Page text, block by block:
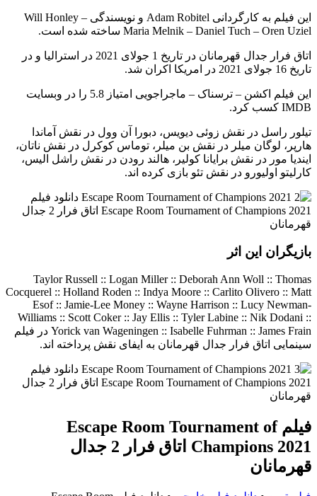
این فیلم به کارگردانی Adam Robitel و نویسندگی Will Honley –
Maria Melnik – Daniel Tuch – Oren Uziel ساخته شده است.
اتاق فرار جدال قهرمانان در تاریخ 1 جولای 2021 در استرالیا و در
تاریخ 16 جولای 2021 در امریکا اکران شد.
این فیلم اکشن – ترسناک – ماجراجویی امتیاز 5.8 را در وبسایت
IMDB کسب کرد.
تیلور راسل در نقش زوئی دیویس، دبورا آن وول در نقش آماندا
هارپر، لوگان میلر در نقش بن میلر، توماس کوکرل در نقش ناتان،
ایندیا مور در نقش برایانا کولیر، هالند رودن در نقش راشل الیس،
کارلیتو اولیورو در نقش تئو بازی کرده اند.
بازیگران این اثر
Taylor Russell :: Logan Miller :: Deborah Ann Woll :: Thomas
Cocquerel :: Holland Roden :: Indya Moore :: Carlito Olivero :: Matt
Esof :: Jamie-Lee Money :: Wayne Harrison :: Lucy Newman-
Williams :: Scott Coker :: Jay Ellis :: Tyler Labine :: Nik Dodani ::
Yorick van Wageningen :: Isabelle Fuhrman :: James Frain در فیلم
سینمایی اتاق فرار جدال قهرمانان به ایفای نقش پرداخته اند.
فیلم Escape Room Tournament of
Champions 2021 اتاق فرار 2 جدال
قهرمانان